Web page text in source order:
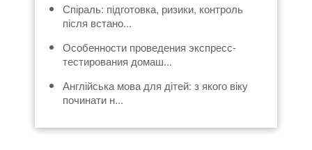
Спіраль: підготовка, ризики, контроль
після встано...
Особенности проведения экспресс-
тестирования домаш...
Англійська мова для дітей: з якого віку
починати н...